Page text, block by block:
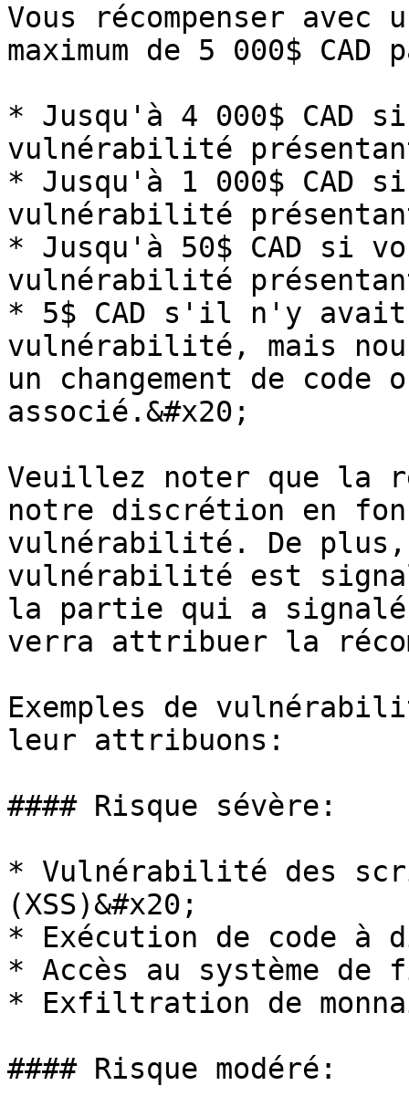
Vous récompenser
maximum de 5 000$
* Jusqu'à 4 000$ CAD
vulnérabilité
* Jusqu'à 1 000$ CAD
vulnérabilité
* Jusqu'à 50$ CAD si
vulnérabilité
* 5$ CAD s'il n'y
vulnérabilité, mais nous
un changement de
associé.&#x20;
Veuillez noter que la
notre discrétion en
vulnérabilité. De plus,
vulnérabilité est
la partie qui a signalé
verra attribuer la
Exemples de
leur attribuons:
#### Risque sévère:
* Vulnérabilité des
(XSS)&#x20;
* Exécution de code à
* Accès au système de
* Exfiltration de
#### Risque modéré: